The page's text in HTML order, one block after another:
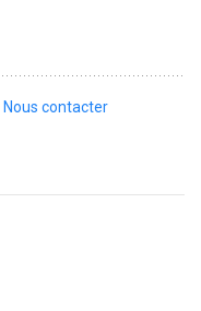
Nous contacter